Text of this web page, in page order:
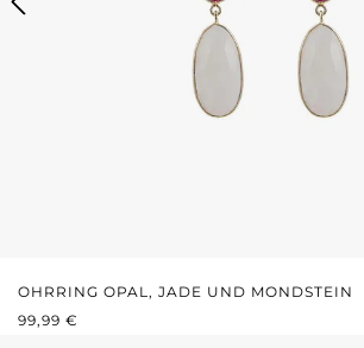
OHRRING OPAL, JADE UND MONDSTEIN
REGULÄRER PREIS:
99,99 €